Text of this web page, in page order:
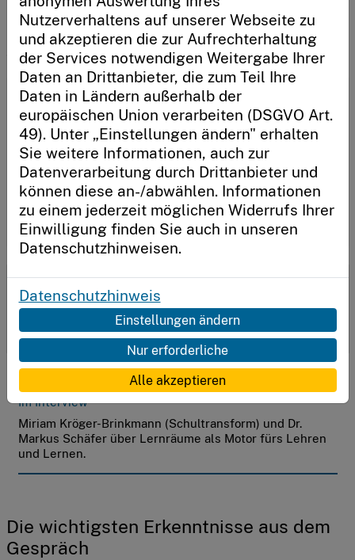
Anmelden
Neu hier?
Sie möchten unser System nutzen, eine Schule
oder einen Schulträger registrieren?
Jetzt loslegen
Mittelpunkt steht die Frage, wie sich vorhandene Strukturen
in lernwirksame Umgebungen verwandeln lassen und geben
konkrete Impulse für Schulen, die ohne großen Aufwand
starten möchten.
FAQ
Wie man als Schulleitung die eigene Schule registriert
und wie man Kolleginnen und Kollegen zu
schultransform einlädt, erfahren Sie hier.
mehr
Vimeo Video
Sie haben externe Inhalte in den Cookie-Einstellungen
Cookies anpassen
Im Interview
Miriam Kröger-Brinkmann (Schultransform) und Dr.
Markus Schäfer über Lernräume als Motor fürs Lehren
und Lernen.
Die wichtigsten Erkenntnisse aus dem
Gespräch
Nutzerverhaltens auf unserer Webseite zu
und akzeptieren die zur Aufrechterhaltung
der Services notwendigen Weitergabe Ihrer
Daten an Drittanbieter, die zum Teil Ihre
Daten in Ländern außerhalb der
europäischen Union verarbeiten (DSGVO Art.
49). Unter „Einstellungen ändern" erhalten
Sie weitere Informationen, auch zur
Datenverarbeitung durch Drittanbieter und
können diese an-/abwählen. Informationen
zu einem jederzeit möglichen Widerrufs Ihrer
Einwilligung finden Sie auch in unseren
Datenschutzhinweisen.
Datenschutzhinweis
Einstellungen ändern
Nur erforderliche
Alle akzeptieren